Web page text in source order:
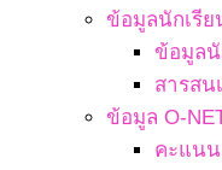
ข้อมูลนักเรีย
ข้อมูลนั
สารสน
ข้อมูล O-
คะแนน